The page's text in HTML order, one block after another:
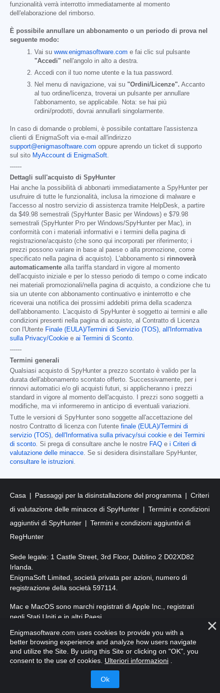
funzionalità verrà interrotto immediatamente al momento
dell'elaborazione del rimborso.
È possibile annullare un abbonamento o un periodo di prova nel
seguente modo:
Vai su www.enigmasoftware.com e fai clic sul pulsante
"Accedi" nell'angolo in alto a destra.
Accedi con il tuo nome utente e la tua password.
Nel menu di navigazione, vai su "Ordini/Licenze". Accanto
al tuo ordine/licenza, troverai un pulsante per annullare
l'abbonamento, se applicabile. Nota: se hai più
ordini/prodotti, dovrai annullarli singolarmente.
In caso di domande o problemi, è possibile contattare l'assistenza
clienti di EnigmaSoft via e-mail all'indirizzo
support@enigmasoftware.com oppure aprendo un ticket di supporto
sul sito MyAccount di EnigmaSoft.
------
Dettagli sull'acquisto di SpyHunter
Hai anche la possibilità di abbonarti immediatamente a SpyHunter per
usufruire di tutte le funzionalità, inclusa la rimozione di malware e
l'accesso al nostro servizio di assistenza tramite HelpDesk, a partire
da $49.98 semestrali (SpyHunter Basic per Windows) e $79.98
semestrali (SpyHunter Pro per Windows/SpyHunter per Mac), in
conformità con i materiali informativi e i termini della pagina di
registrazione/acquisto (che sono qui incorporati per riferimento; i
prezzi possono variare in base al paese o alla promozione, come
specificato nella pagina di acquisto). L'abbonamento si rinnoverà
automaticamente alla tariffa standard in vigore al momento
dell'acquisto iniziale e per lo stesso periodo di tempo o come indicato
nei materiali promozionali/nella pagina di acquisto, a condizione che tu
sia un utente con abbonamento continuativo e ininterrotto e che
riceverai una notifica dei prossimi addebiti prima della scadenza
dell'abbonamento. L'acquisto di SpyHunter è soggetto ai termini e alle
condizioni presenti nella pagina di acquisto, al Contratto di Licenza
con l'Utente Finale (EULA)/Termini di Servizio (TOS), all'Informativa
sulla Privacy/Cookie e ai Termini di Sconto.
------
Termini generali
Qualsiasi acquisto di SpyHunter a prezzo scontato è valido per la
durata dell'abbonamento scontato offerto. Successivamente, per i
rinnovi automatici e/o gli acquisti futuri, si applicheranno i prezzi
standard in vigore al momento dell'acquisto. I prezzi sono soggetti a
modifiche, ma vi informeremo in anticipo di eventuali variazioni.
Tutte le versioni di SpyHunter sono soggette all'accettazione del
nostro Contratto di licenza con l'utente finale (EULA)/Termini di
servizio (TOS), dell'Informativa sulla privacy/sui cookie e dei Termini
di sconto. Si prega di consultare anche le nostre FAQ e i Criteri di
valutazione delle minacce. Se si desidera disinstallare SpyHunter,
consultare le istruzioni.
Casa Passaggi per la disinstallazione del programma
Criteri
di valutazione delle minacce di SpyHunter
Termini e condizioni
aggiuntivi di SpyHunter
Termini e condizioni aggiuntivi di
RegHunter
Sede legale: 1 Castle Street, 3rd Floor, Dublino 2 D02XD82
Irlanda.
EnigmaSoft Limited, società privata per azioni, numero di
registrazione della società 597114.
Mac e MacOS sono marchi registrati di Apple Inc., registrati
negli Stati Uniti e in altri Paesi.
Copyright 2016-2026. EnigmaSoft Ltd. Tutti i diritti riservati.
Enigmasoftware.com uses cookies to provide you with a
better browsing experience and analyze how users navigate
and utilize the Site. By using this Site or clicking on "OK", you
consent to the use of cookies. Ulteriori informazioni